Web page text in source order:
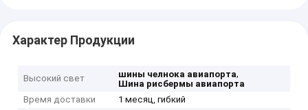
Характер Продукции
Высокий свет шины челнока авиапорта,
Шина рисбермы авиапорта
Время доставки
1 месяц, гибкий